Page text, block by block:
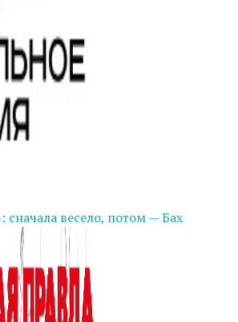
весело, потом — Бах